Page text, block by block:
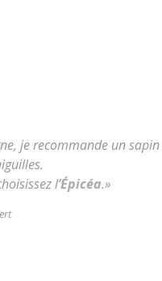
je recommande un sapin
l’Épicéa.»